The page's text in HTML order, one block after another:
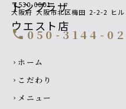
〒530-0001
大阪府 大阪市北区梅田 2-2-2 ヒ
call050-3144-
Footer navigation
chevron_right ホーム
chevron_right こだわり
chevron_right メニュー